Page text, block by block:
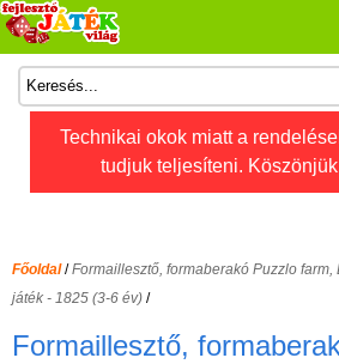
Technikai okok miatt a
tudjuk teljesíteni.
Főoldal/Formaillesztő, formaberakó Puzzlo
játék - 1825 (3-6 év) /
Formaillesztő,
Összes